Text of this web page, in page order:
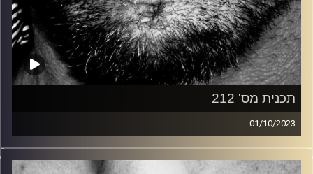
תכנית מס' 212
01/10/2023
זיפים, מוזיקה מחוספסת של הופעות חיות. הרבה ג'אם, רוק,
בלוז, bluegrass, ג'אז, Fאנק, פרוגרסיב ואפילו אלקטרוניקה.